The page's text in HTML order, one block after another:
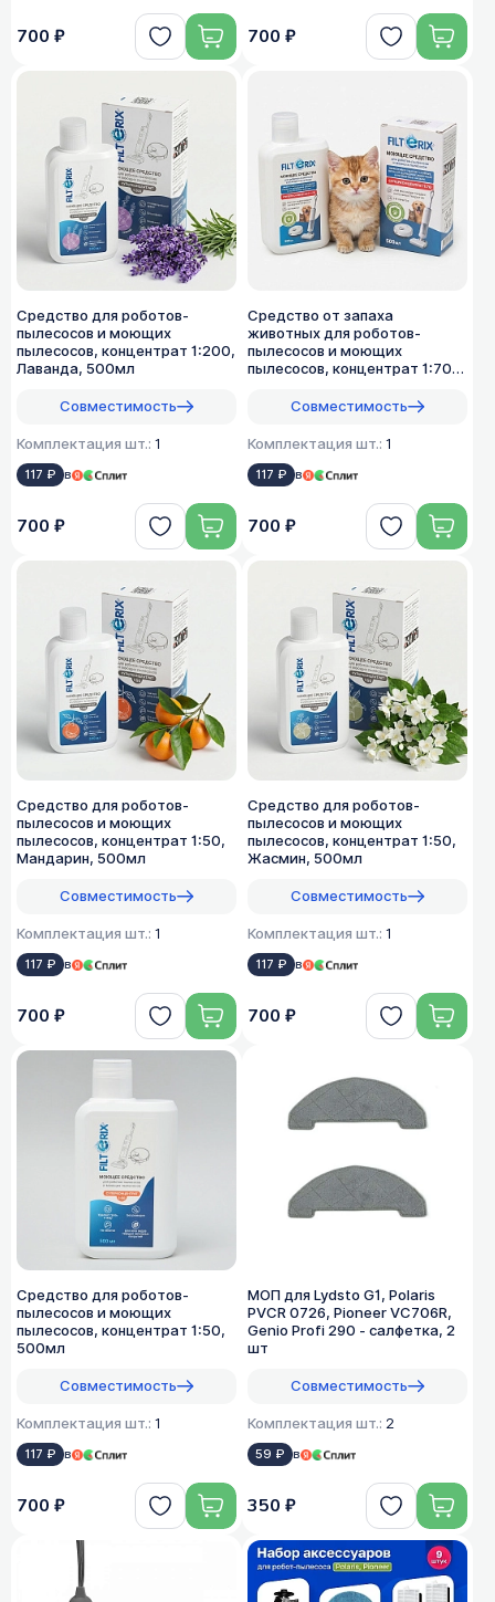
700 ₽ 700 ₽
Средство для роботов-
пылесосов и моющих
пылесосов, концентрат 1:200,
Лаванда, 500мл
Совместимость
Комплектация шт.: 1
117 ₽ в
700 ₽
Средство от запаха
животных для роботов-
пылесосов и моющих
пылесосов, концентрат 1:70,
Совместимость
Комплектация шт.: 1
117 ₽ в
700 ₽
Средство для роботов-
пылесосов и моющих
пылесосов, концентрат 1:50,
Мандарин, 500мл
Совместимость
Комплектация шт.: 1
117 ₽ в
700 ₽
Средство для роботов-
пылесосов и моющих
пылесосов, концентрат 1:50,
Жасмин, 500мл
Совместимость
Комплектация шт.: 1
117 ₽ в
700 ₽
Средство для роботов-
пылесосов и моющих
пылесосов, концентрат 1:50,
500мл
Совместимость
Комплектация шт.: 1
117 ₽ в
700 ₽
МОП для Lydsto G1, Polaris
PVCR 0726, Pioneer VC706R,
Genio Profi 290 - салфетка, 2
шт
Совместимость
Комплектация шт.: 2
59 ₽ в
350 ₽